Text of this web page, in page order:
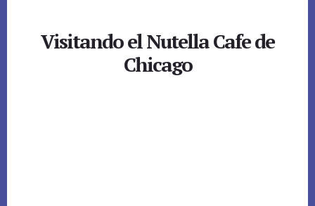
Visitando el Nutella Cafe de
Chicago